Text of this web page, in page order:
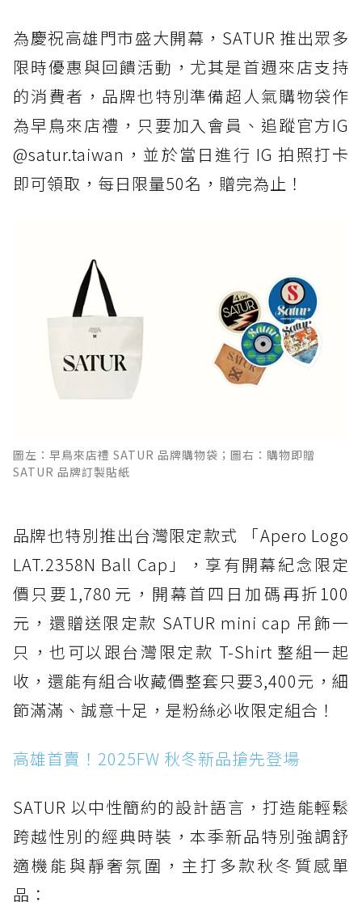
為慶祝高雄門市盛大開幕，SATUR 推出眾多
限時優惠與回饋活動，尤其是首週來店支持
的消費者，品牌也特別準備超人氣購物袋作
為早鳥來店禮，只要加入會員、追蹤官方IG
@satur.taiwan，並於當日進行 IG 拍照打卡
即可領取，每日限量50名，贈完為止！
圖左：早鳥來店禮 SATUR 品牌購物袋；圖右：購物即贈
SATUR 品牌訂製貼紙
品牌也特別推出台灣限定款式 「Apero Logo
LAT.2358N Ball Cap」，享有開幕紀念限定
價只要1,780元，開幕首四日加碼再折100
元，還贈送限定款 SATUR mini cap 吊飾一
只，也可以跟台灣限定款 T-Shirt 整組一起
收，還能有組合收藏價整套只要3,400元，細
節滿滿、誠意十足，是粉絲必收限定組合！
高雄首賣！2025FW 秋冬新品搶先登場
SATUR 以中性簡約的設計語言，打造能輕鬆
跨越性別的經典時裝，本季新品特別強調舒
適機能與靜奢氛圍，主打多款秋冬質感單
品：